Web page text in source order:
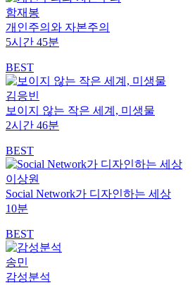
함재봉
개인주의와 자본주의
5시간 45분
BEST
김응빈
보이지 않는 작은 세계, 미생물
2시간 46분
BEST
이상원
Social Network가 디자인하는 세상
10분
BEST
송민
감성분석